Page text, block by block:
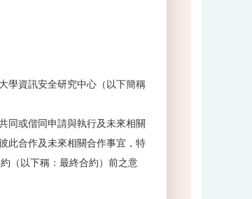
學資訊安全研究中心（以下簡稱
同或偕同申請與執行及未來相關
此合作及未來相關合作事宜，特
（以下稱：最終合約）前之意